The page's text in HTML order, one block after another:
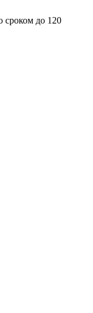
сроком до 120